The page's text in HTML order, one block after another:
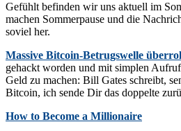
Gefühlt befinden wir uns aktuell im
machen Sommerpause und die
soviel her.
Massive Bitcoin-Betrugswelle
gehackt worden und mit simplen
Geld zu machen: Bill Gates schreibt,
Bitcoin, ich sende Dir das doppelte
How to Become a Millionaire